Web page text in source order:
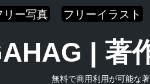
リー写真 フリーイラスト
| 著
無料で商用利用が可能な